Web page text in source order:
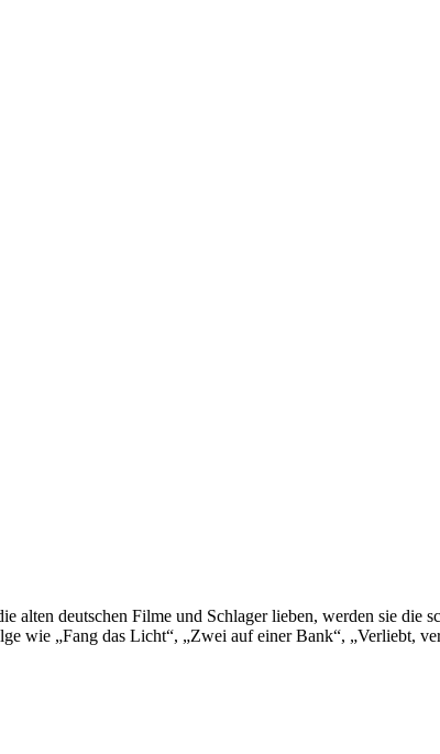
alten deutschen Filme und Schlager lieben, werden sie die
wie „Fang das Licht“, „Zwei auf einer Bank“, „Verliebt,